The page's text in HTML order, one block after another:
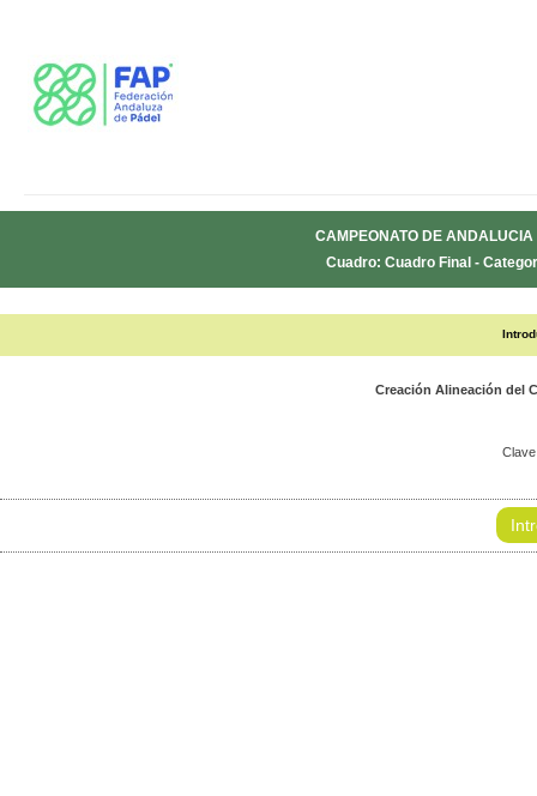
CAMPEONATO DE ANDALUCIA
Cuadro: Cuadro Final -
Creación Alineación del